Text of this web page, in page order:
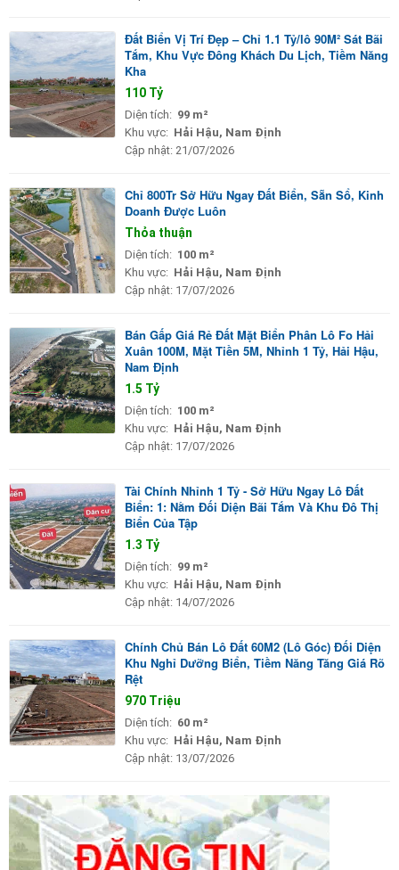
Đất Biển Vị Trí Đẹp – Chỉ 1.1 Tỷ/lô 90M² Sát Bãi
Tắm, Khu Vực Đông Khách Du Lịch, Tiềm Năng
Kha
110 Tỷ
Diện tích: 99 m²
Khu vực: Hải Hậu, Nam Định
Cập nhật: 21/07/2026
Chỉ 800Tr Sở Hữu Ngay Đất Biển, Sẵn Sổ, Kinh
Doanh Được Luôn
Thỏa thuận
Diện tích: 100 m²
Khu vực: Hải Hậu, Nam Định
Cập nhật: 17/07/2026
Bán Gấp Giá Rẻ Đất Mặt Biển Phân Lô Fo Hải
Xuân 100M, Mặt Tiền 5M, Nhỉnh 1 Tỷ, Hải Hậu,
Nam Định
1.5 Tỷ
Diện tích: 100 m²
Khu vực: Hải Hậu, Nam Định
Cập nhật: 17/07/2026
Tài Chính Nhỉnh 1 Tỷ - Sở Hữu Ngay Lô Đất
Biển: 1: Nằm Đối Diện Bãi Tắm Và Khu Đô Thị
Biển Của Tập
1.3 Tỷ
Diện tích: 99 m²
Khu vực: Hải Hậu, Nam Định
Cập nhật: 14/07/2026
Chính Chủ Bán Lô Đất 60M2 (Lô Góc) Đối Diện
Khu Nghỉ Dưỡng Biển, Tiềm Năng Tăng Giá Rõ
Rệt
970 Triệu
Diện tích: 60 m²
Khu vực: Hải Hậu, Nam Định
Cập nhật: 13/07/2026